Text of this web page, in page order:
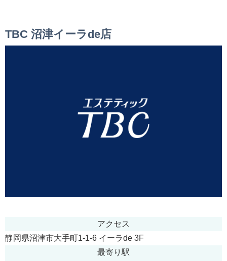
TBC 沼津イーラde店
アクセス
静岡県沼津市大手町1-1-6 イーラde 3F
最寄り駅